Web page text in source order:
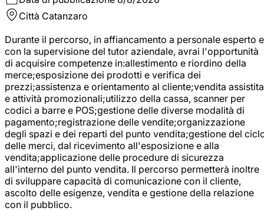
Città Catanzaro
Durante il percorso, in affiancamento a personale esperto e
con la supervisione del tutor aziendale, avrai l'opportunità
di acquisire competenze in:allestimento e riordino della
merce;esposizione dei prodotti e verifica dei
prezzi;assistenza e orientamento al cliente;vendita assistita
e attività promozionali;utilizzo della cassa, scanner per
codici a barre e POS;gestione delle diverse modalità di
pagamento;registrazione delle vendite;organizzazione
degli spazi e dei reparti del punto vendita;gestione del
delle merci, dal ricevimento all'esposizione e alla
vendita;applicazione delle procedure di sicurezza
all'interno del punto vendita. Il percorso permetterà inoltre
di sviluppare capacità di comunicazione con il cliente,
ascolto delle esigenze, vendita e gestione della relazione
con il pubblico.